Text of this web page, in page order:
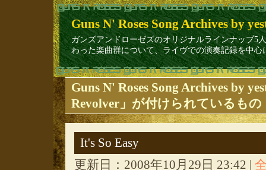
Guns N' Roses Song Archives by
ガンズアンドローゼズのオリジナルラインナップ5
わった楽曲群について、ライヴでの演奏記録を中
Guns N' Roses Song Archives by
Revolver」が付けられているもの
It's So Easy
更新日： 2008年10月29日 23:42